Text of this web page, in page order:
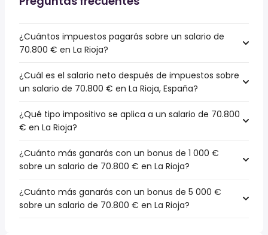
¿Cuántos impuestos pagarás sobre un salario de
70.800 € en La Rioja?
¿Cuál es el salario neto después de impuestos sobre
un salario de 70.800 € en La Rioja, España?
¿Qué tipo impositivo se aplica a un salario de 70.800
€ en La Rioja?
¿Cuánto más ganarás con un bonus de 1 000 €
sobre un salario de 70.800 € en La Rioja?
¿Cuánto más ganarás con un bonus de 5 000 €
sobre un salario de 70.800 € en La Rioja?